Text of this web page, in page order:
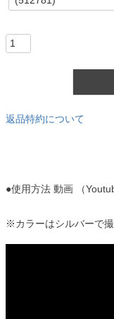
必
返品特約について
●使用方法 動画 （
※カラーはシルバーで